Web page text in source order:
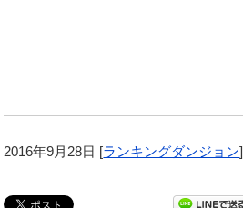
2016年9月28日 [ランキングダンジョン]